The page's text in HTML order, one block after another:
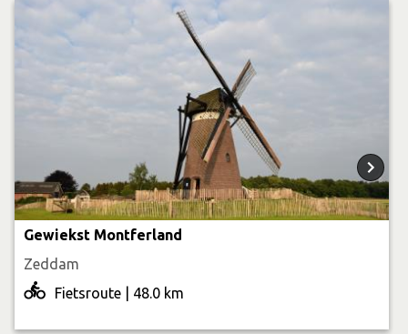
Gewiekst Montferland
Zeddam
Fietsroute | 48.0 km